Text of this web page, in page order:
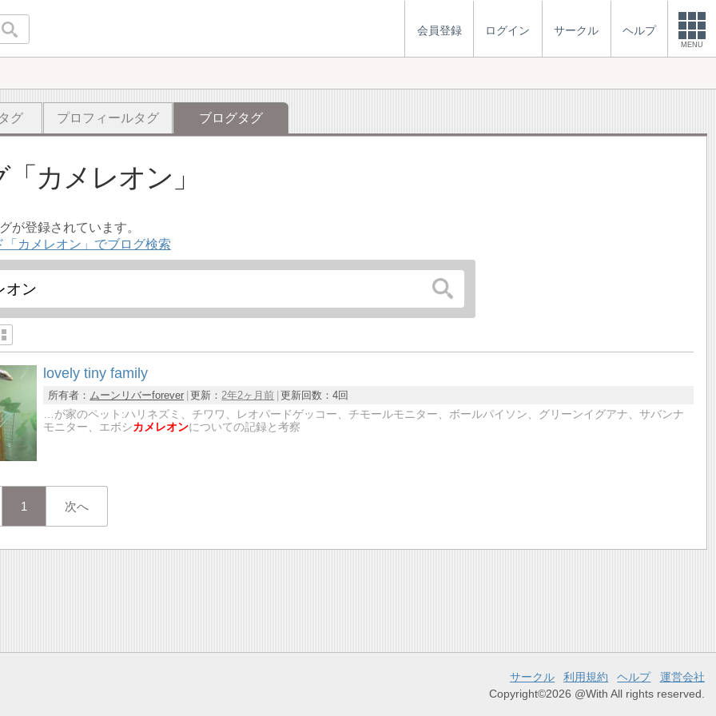
会員登録 ログイン サークル ヘルプ
MENU
グ プロフィールタグ ブログタグ
カメレオン
が登録されています。
「カメレオン」でブログ検索
lovely tiny family
所有者： ムーンリバーforever 更新：2年2ヶ月前 更新回数：4回
…が家のペット:ハリネズミ、チワワ、レオパードゲッコー、チモールモニター、ボールパイソン、グリーンイグアナ、サバンナ
モニター、エボシカメレオンについての記録と考察
1 次へ
サークル 利用規約 ヘルプ
運営会社
Copyright©2026 @With All rights reserved.